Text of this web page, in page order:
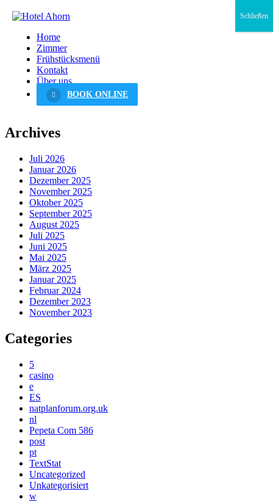
Home
Zimmer
Frühstücksmenü
Kontakt
Über uns
BOOK ONLINE
Archives
Juli 2026
Januar 2026
Dezember 2025
November 2025
Oktober 2025
September 2025
August 2025
Juli 2025
Juni 2025
Mai 2025
März 2025
Januar 2025
Februar 2024
Dezember 2023
November 2023
Categories
5
casino
e
ES
natplanforum.org.uk
nl
Pepeta Com 586
post
pt
TextStat
Uncategorized
Unkategorisiert
w
Schließen